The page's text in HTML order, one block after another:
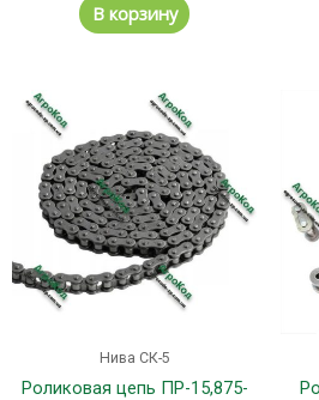
В корзину
Нива СК-5
Роликовая цепь ПР-15,875-
несколько
товара.